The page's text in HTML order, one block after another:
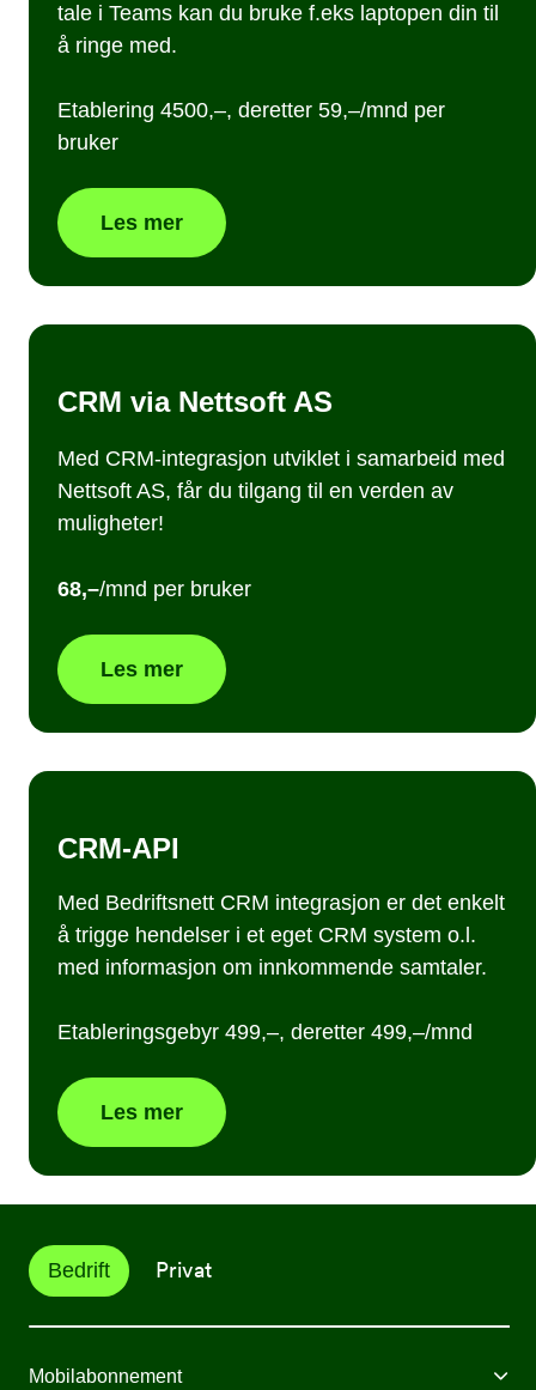
tale i Teams kan du bruke f.eks laptopen din til
å ringe med.
Etablering 4500,–, deretter 59,–/mnd per
bruker
Les mer
CRM via Nettsoft AS
Med CRM-integrasjon utviklet i samarbeid med
Nettsoft AS, får du tilgang til en verden av
muligheter!
68,–/mnd per bruker
Les mer
CRM-API
Med Bedriftsnett CRM integrasjon er det enkelt
å trigge hendelser i et eget CRM system o.l.
med informasjon om innkommende samtaler.
Etableringsgebyr 499,–, deretter 499,–/mnd
Les mer
Bedrift Privat
Mobilabonnement